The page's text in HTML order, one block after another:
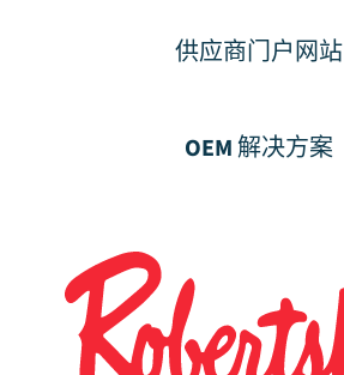
供应商门户网站
OEM 解决方案